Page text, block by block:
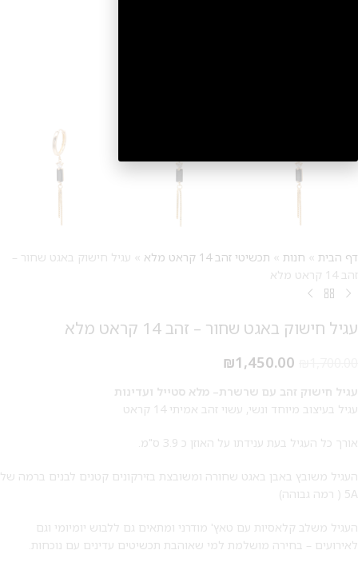
דף הבית » חנות » תכשיטי זהב 14 קראט מלא » עגיל חישוק באגט שחור –
זהב 14 קראט מלא
עגיל חישוק באגט שחור – זהב 14 קראט מלא
₪1,450.00
עגיל חישוק זהב עם שרשרת– מלא סטייל ועדינות
עגיל בעיצוב מיוחד ונשי, עשוי זהב אמיתי 14 קראט
אורך כל העגיל בעת ענידתו על האוזן כ 3.9 ס"מ.
העגיל משובץ באבן באגט שחורה ומשובצת בזירקונים קטנים לבנים ברמה של
5A ( רמה גבוהה)
העגיל משלב קלאסיות עם טאץ' מודרני ומתאים גם ללבוש יומיומי וגם
לאירועים – בחירה מושלמת למי שאוהבת תכשיטים עדינים עם נוכחות.